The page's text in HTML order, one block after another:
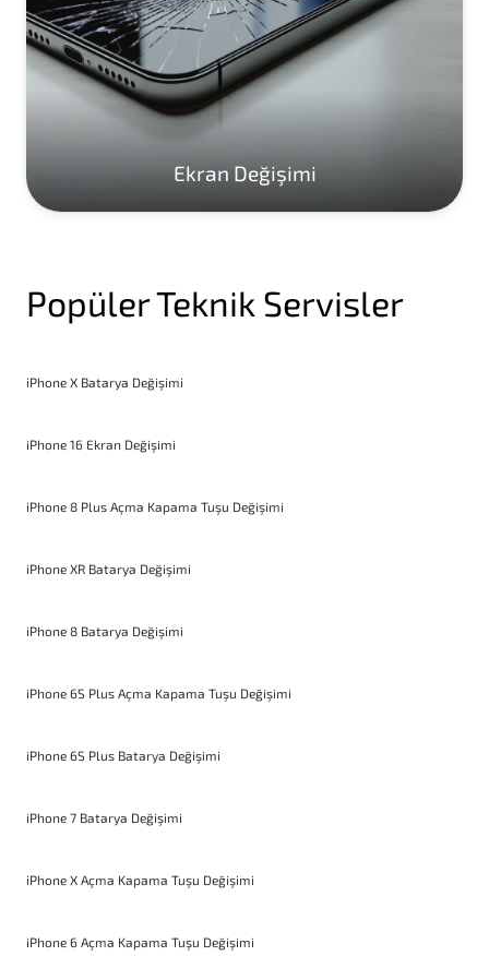
Ekran Değişimi
Popüler Teknik Servisler
iPhone X Batarya Değişimi
iPhone 16 Ekran Değişimi
iPhone 8 Plus Açma Kapama Tuşu Değişimi
iPhone XR Batarya Değişimi
iPhone 8 Batarya Değişimi
iPhone 6S Plus Açma Kapama Tuşu Değişimi
iPhone 6S Plus Batarya Değişimi
iPhone 7 Batarya Değişimi
iPhone X Açma Kapama Tuşu Değişimi
iPhone 6 Açma Kapama Tuşu Değişimi